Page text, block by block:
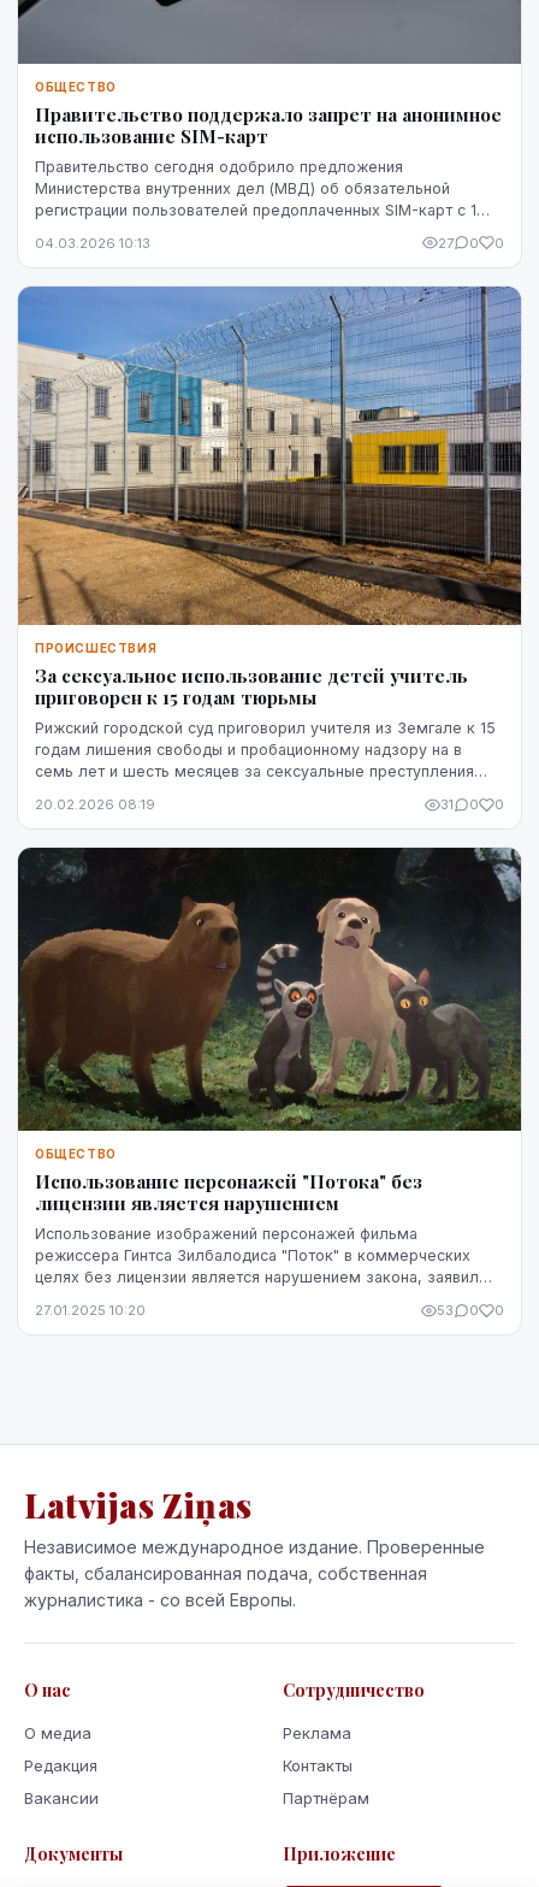
ОБЩЕСТВО
Правительство поддержало запрет на анонимное
использование SIM-карт
Правительство сегодня одобрило предложения
Министерства внутренних дел (МВД) об обязательной
регистрации пользователей предоплаченных SIM-карт с 1
04.03.2026 10:13 27 0 0
ПРОИСШЕСТВИЯ
За сексуальное использование детей учитель
приговорен к 15 годам тюрьмы
Рижский городской суд приговорил учителя из Земгале к 15
годам лишения свободы и пробационному надзору на в
семь лет и шесть месяцев за сексуальные преступления
20.02.2026 08:19 31 0 0
ОБЩЕСТВО
Использование персонажей "Потока" без
лицензии является нарушением
Использование изображений персонажей фильма
режиссера Гинтса Зилбалодиса "Поток" в коммерческих
целях без лицензии является нарушением закона, заявил
27.01.2025 10:20 53 0 0
Latvijas Ziņas
Независимое международное издание. Проверенные
факты, сбалансированная подача, собственная
журналистика - со всей Европы.
О нас
О медиа
Редакция
Вакансии
Сотрудничество
Реклама
Контакты
Партнёрам
Документы Приложение